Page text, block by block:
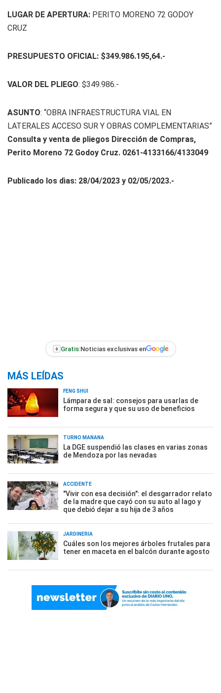
LUGAR DE APERTURA: PERITO MORENO 72 GODOY
CRUZ
PRESUPUESTO OFICIAL: $349.986.195,64.-
VALOR DEL PLIEGO: $349.986.-
ASUNTO: “OBRA INFRAESTRUCTURA VIAL EN
LATERALES ACCESO SUR Y OBRAS COMPLEMENTARIAS”
Consulta y venta de pliegos Dirección de Compras,
Perito Moreno 72 Godoy Cruz. 0261-4133166/4133049
Publicado los dìas: 28/04/2023 y 02/05/2023.-
+ Gratis:Noticias exclusivas en
MÁS LEÍDAS
FENG SHUI
Lámpara de sal: consejos para usarlas de
forma segura y que su uso de beneficios
TURNO MAÑANA
La DGE suspendió las clases en varias zonas
de Mendoza por las nevadas
ACCIDENTE
"Vivir con esa decisión": el desgarrador relato
de la madre que cayó con su auto al lago y
que debió dejar a su hija de 3 años
JARDINERÍA
Cuáles son los mejores árboles frutales para
tener en maceta en el balcón durante agosto